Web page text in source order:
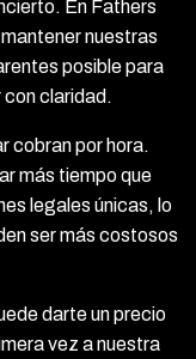
En Fathers
nuestras
posible para
claridad.
cobran por hora.
más tiempo que
legales únicas, lo
ser más costosos
darte un precio
vez a nuestra